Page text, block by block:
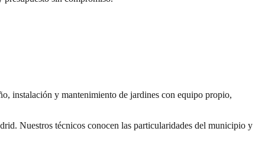
instalación y mantenimiento de jardines con equipo propio,
Nuestros técnicos conocen las particularidades del municipio y